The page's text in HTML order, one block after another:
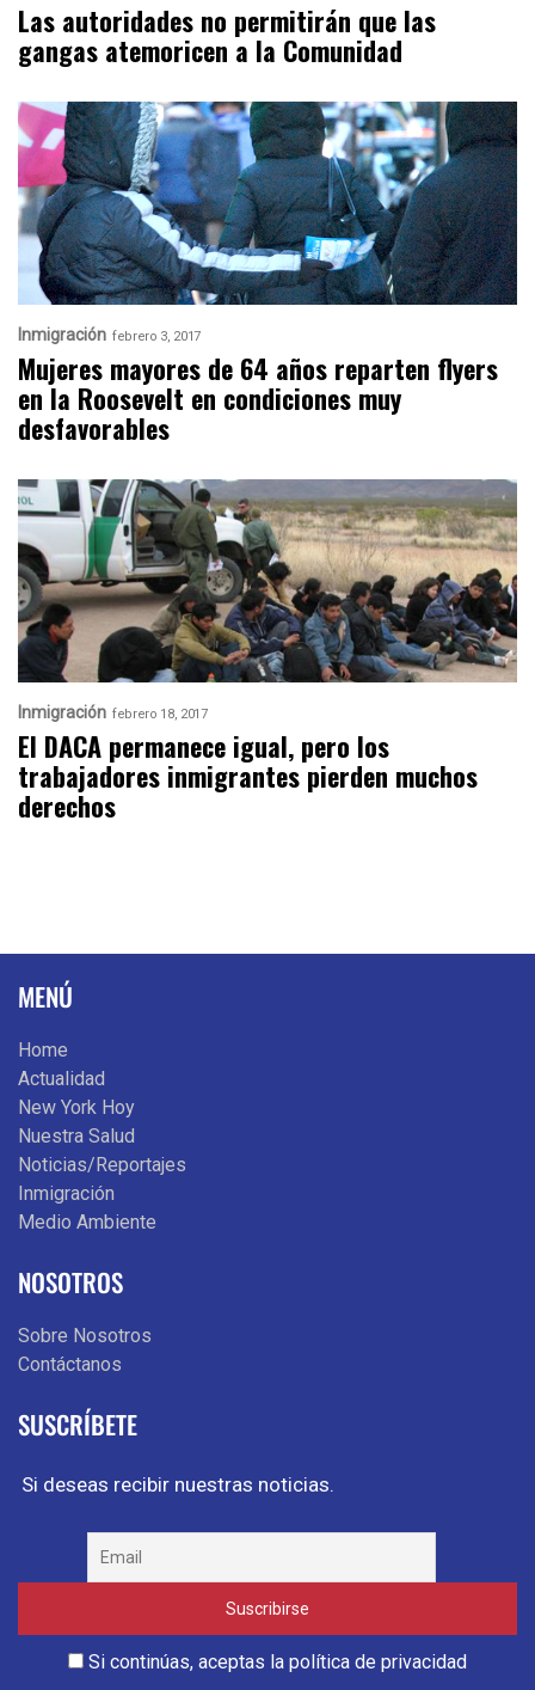
Las autoridades no permitirán que las
gangas atemoricen a la Comunidad
Inmigración febrero 3, 2017
Mujeres mayores de 64 años reparten flyers
en la Roosevelt en condiciones muy
desfavorables
Inmigración febrero 18, 2017
El DACA permanece igual, pero los
trabajadores inmigrantes pierden muchos
derechos
MENÚ
Home
Actualidad
New York Hoy
Nuestra Salud
Noticias/Reportajes
Inmigración
Medio Ambiente
NOSOTROS
Sobre Nosotros
Contáctanos
SUSCRÍBETE
Si deseas recibir nuestras noticias.
Si continúas, aceptas la política de privacidad